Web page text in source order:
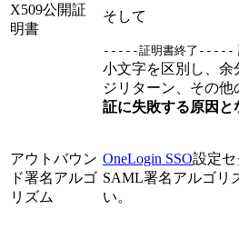
X509公開証
明書
そして
-----証明書終了-----
小文字を区別し、余
ジリターン、その他
証に失敗する原因と
アウトバウン
ド署名アルゴ
リズム
OneLogin SSO設定
SAML署名アルゴリ
い。